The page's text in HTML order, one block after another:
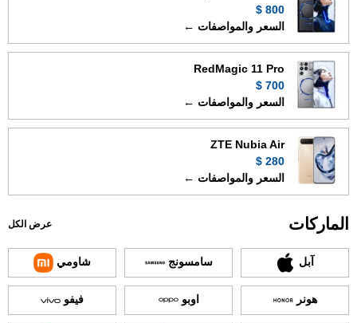
800 $
السعر والمواصفات ←
RedMagic 11 Pro
700 $
السعر والمواصفات ←
ZTE Nubia Air
280 $
السعر والمواصفات ←
الماركات عرض الكل
آبل سامسونج شاومي
هونر اوبو فيفو